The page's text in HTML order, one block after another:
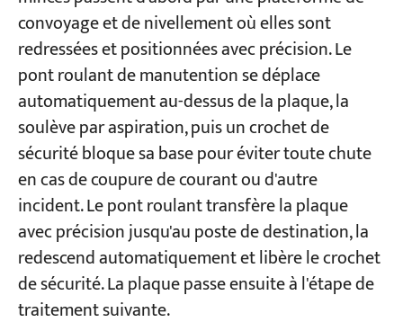
convoyage et de nivellement où elles sont
redressées et positionnées avec précision. Le
pont roulant de manutention se déplace
automatiquement au-dessus de la plaque, la
soulève par aspiration, puis un crochet de
sécurité bloque sa base pour éviter toute chute
en cas de coupure de courant ou d'autre
incident. Le pont roulant transfère la plaque
avec précision jusqu'au poste de destination, la
redescend automatiquement et libère le crochet
de sécurité. La plaque passe ensuite à l'étape de
traitement suivante.